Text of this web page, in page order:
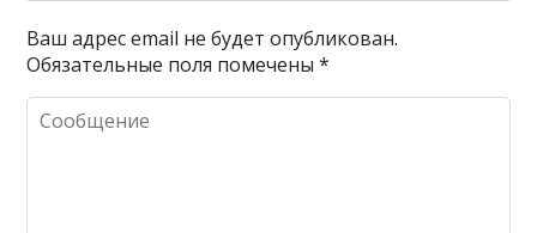
Ваш адрес email не будет опубликован.
Обязательные поля помечены*